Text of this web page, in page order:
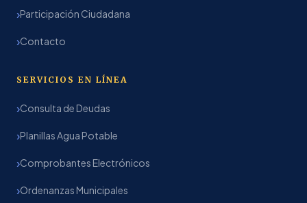
Participación Ciudadana
Contacto
SERVICIOS EN LÍNEA
Consulta de Deudas
Planillas Agua Potable
Comprobantes Electrónicos
Ordenanzas Municipales